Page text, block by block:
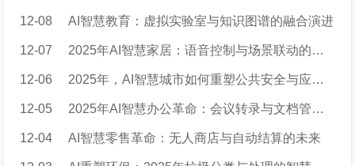
12-08 AI智慧教育：虚拟实验室与知识图谱的融合演进
12-07 2025年AI智慧家居：语音控制与场景联动的革命性跃进
12-06 2025年，AI智慧城市如何重塑公共安全与应急响应格局
12-05 2025年AI智慧办公革命：会议转录与文档管理的智能跃迁
12-04 AI智慧零售革命：无人商店与自动结算的未来